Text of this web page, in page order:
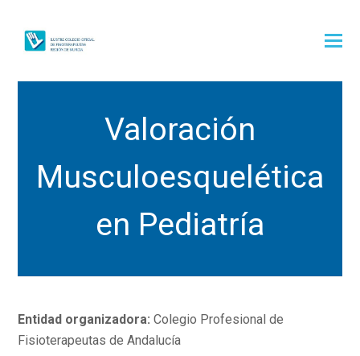
Valoración
Musculoesquelética
en Pediatría
Entidad organizadora: Colegio Profesional de
Fisioterapeutas de Andalucía